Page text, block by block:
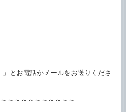
とお電話かメールをお送りくださ
～～～～～～～～～～